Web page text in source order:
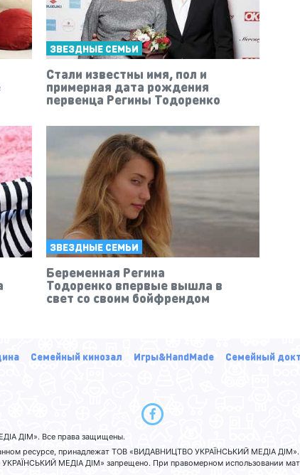
ЗВЕЗДНЫЕ СЕМЬИ
Стали известны имя, пол и
примерная дата рождения
первенца Регины Тодоренко
ЗВЕЗДНЫЕ СЕМЬИ
Беременная Регина
Тодоренко впервые вышла в
свет со своим бойфрендом
Семейный кинозал Игры&HandMade Семейный
ДІМ». Все права защищены.
ресурсе, принадлежат ТОВ «ВИДАВНИЦТВО УКРАЇНСЬКИЙ МЕДІА ДІМ».
МЕДІА ДІМ» запрещено. При правомерном использовании